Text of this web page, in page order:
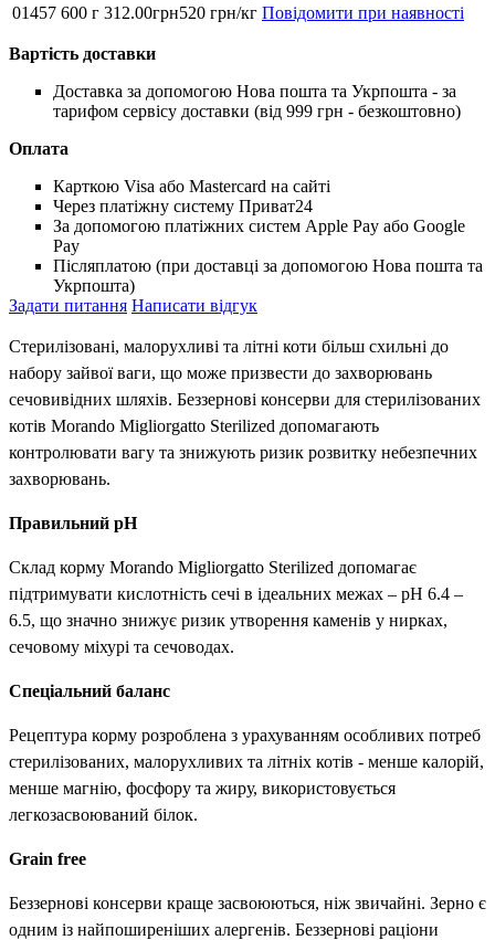
01457 600 г 312.00грн520 грн/кг Повідомити при наявності
Вартість доставки
Доставка за допомогою Нова пошта та Укрпошта - за
тарифом сервісу доставки (від 999 грн - безкоштовно)
Оплата
Карткою Visa або Mastercard на сайті
Через платіжну систему Приват24
За допомогою платіжних систем Apple Pay або Google
Pay
Післяплатою (при доставці за допомогою Нова пошта та
Укрпошта)
Задати питання Написати відгук
Стерилізовані, малорухливі та літні коти більш схильні до
набору зайвої ваги, що може призвести до захворювань
сечовивідних шляхів. Беззернові консерви для стерилізованих
котів Morando Migliorgatto Sterilized допомагають
контролювати вагу та знижують ризик розвитку небезпечних
захворювань.
Правильний рН
Склад корму Morando Migliorgatto Sterilized допомагає
підтримувати кислотність сечі в ідеальних межах – pH 6.4 –
6.5, що значно знижує ризик утворення каменів у нирках,
сечовому міхурі та сечоводах.
Спеціальний баланс
Рецептура корму розроблена з урахуванням особливих потреб
стерилізованих, малорухливих та літніх котів - менше калорій,
менше магнію, фосфору та жиру, використовується
легкозасвоюваний білок.
Grain free
Беззернові консерви краще засвоюються, ніж звичайні. Зерно є
одним із найпоширеніших алергенів. Беззернові раціони